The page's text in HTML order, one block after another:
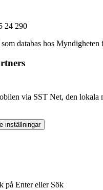
24 290
databas hos Myndigheten
via SST Net, den lokala
inställningar
på Enter eller Sök